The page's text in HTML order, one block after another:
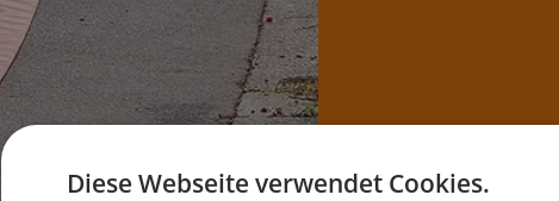
Diese Webseite verwendet Cookies.